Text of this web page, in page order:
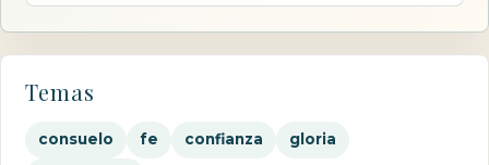
Temas
consuelo fe confianza gloria